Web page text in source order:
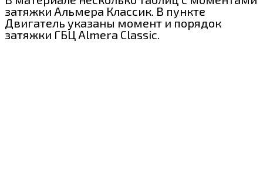
затяжки Альмера Классик. В пункте
Двигатель указаны момент и порядок
затяжки ГБЦ Almera Classic.